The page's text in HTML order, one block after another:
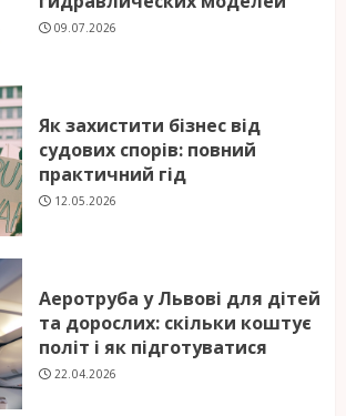
09.07.2026
Як захистити бізнес від
судових спорів: повний
практичний гід
12.05.2026
Аеротруба у Львові для дітей
та дорослих: скільки коштує
політ і як підготуватися
22.04.2026